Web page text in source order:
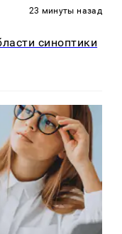
23 минуты назад
синоптики